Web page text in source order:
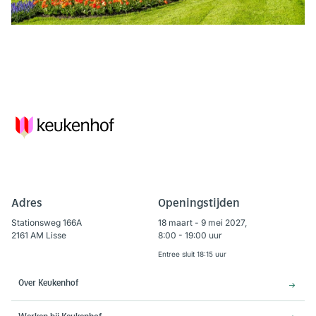
Adres
Stationsweg 166A
2161 AM Lisse
Openingstijden
18 maart - 9 mei 2027,
8:00 - 19:00 uur
Entree sluit 18:15 uur
Over Keukenhof